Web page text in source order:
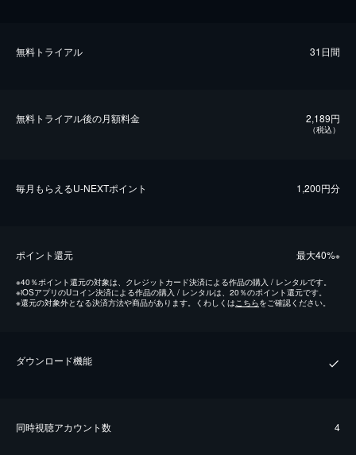
無料トライアル 31日間
無料トライアル後の⽉額料金 2,189円
（税込）
毎⽉もらえるU-NEXTポイント 1,200円分
ポイント還元 最⼤40%※
※40％ポイント還元の対象は、クレジットカード決済による作品の購入 / レンタルです。
※iOSアプリのUコイン決済による作品の購入 / レンタルは、20％のポイント還元です。
※還元の対象外となる決済方法や商品があります。くわしくはこちらをご確認ください。
ダウンロード機能
同時視聴アカウント数 4